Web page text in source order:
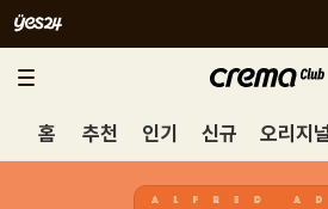
홈 추천 인기 신규 오리지널